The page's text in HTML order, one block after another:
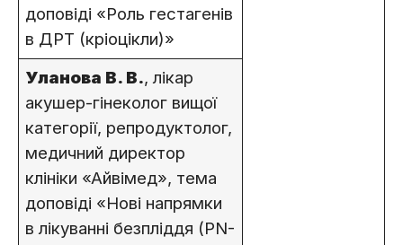
доповіді «Роль гестагенів
в ДРТ (кріоцікли)»
Уланова В. В., лікар
акушер-гінеколог вищої
категорії, репродуктолог,
медичний директор
клініки «Айвімед», тема
доповіді «Нові напрямки
в лікуванні безпліддя (PN-